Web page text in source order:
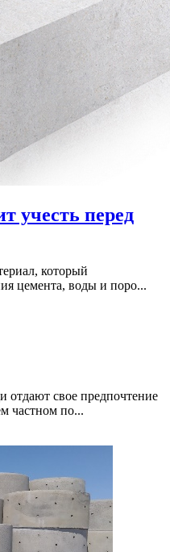
учесть перед
который
цемента, воды и поро...
свое предпочтение
частном по...